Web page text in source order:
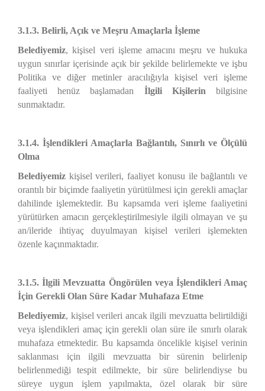
3.1.3. Belirli, Açık ve Meşru Amaçlarla İşleme
Belediyemiz, kişisel veri işleme amacını meşru ve hukuka
uygun sınırlar içerisinde açık bir şekilde belirlemekte ve işbu
Politika ve diğer metinler aracılığıyla kişisel veri işleme
faaliyeti henüz başlamadan İlgili Kişilerin bilgisine
sunmaktadır.
3.1.4. İşlendikleri Amaçlarla Bağlantılı, Sınırlı ve Ölçülü
Olma
Belediyemiz kişisel verileri, faaliyet konusu ile bağlantılı ve
orantılı bir biçimde faaliyetin yürütülmesi için gerekli amaçlar
dahilinde işlemektedir. Bu kapsamda veri işleme faaliyetini
yürütürken amacın gerçekleştirilmesiyle ilgili olmayan ve şu
an/ileride ihtiyaç duyulmayan kişisel verileri işlemekten
özenle kaçınmaktadır.
3.1.5. İlgili Mevzuatta Öngörülen veya İşlendikleri Amaç
İçin Gerekli Olan Süre Kadar Muhafaza Etme
Belediyemiz, kişisel verileri ancak ilgili mevzuatta belirtildiği
veya işlendikleri amaç için gerekli olan süre ile sınırlı olarak
muhafaza etmektedir. Bu kapsamda öncelikle kişisel verinin
saklanması için ilgili mevzuatta bir sürenin belirlenip
belirlenmediği tespit edilmekte, bir süre belirlendiyse bu
süreye uygun işlem yapılmakta, özel olarak bir süre